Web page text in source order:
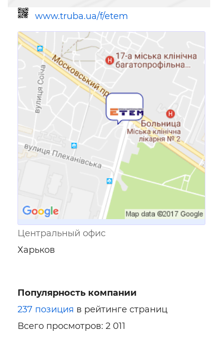
www.truba.ua/f/etem
Ссылка для мобильных устройств
Центральный офис
Харьков
Популярность компании
237 позиция в рейтинге страниц
Всего просмотров: 2 011